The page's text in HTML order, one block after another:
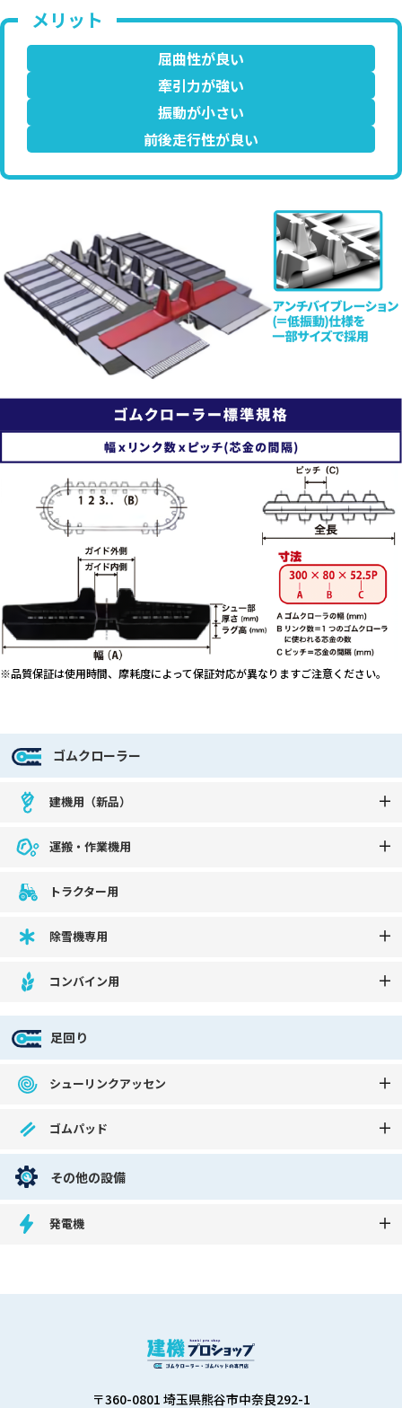
屈曲性が良い
牽引力が強い
振動が小さい
前後走行性が良い
※品質保証は使用時間、摩耗度によって保証対応が異なりますご注意ください。
ゴムクローラー
建機用（新品）
運搬・作業機用
トラクター用
除雪機専用
コンバイン用
足回り
シューリンクアッセン
ゴムパッド
その他の設備
発電機
〒360-0801 埼玉県熊谷市中奈良292-1